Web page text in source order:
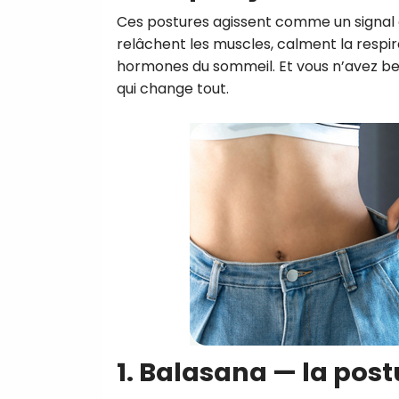
Ces postures agissent comme un
relâchent les muscles, calment la
hormones du sommeil. Et vous n’avez
qui change tout.
1. Balasana — la